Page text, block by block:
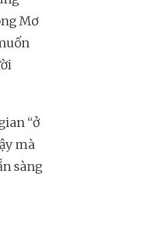
Mơ
“ở
mà
sàng